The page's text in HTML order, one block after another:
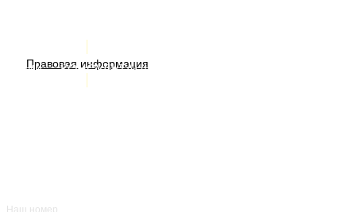
Правовая информация
Акции
ИМЕЮТСЯ ПРОТИВОПОКАЗАНИЯ. НЕОБХОДИМА
КОНСУЛЬТАЦИЯ СПЕЦИАЛИСТА